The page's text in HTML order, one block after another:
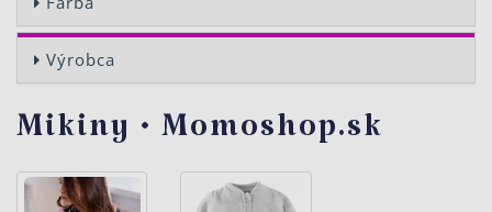
Výrobca
Mikiny • Momoshop.sk